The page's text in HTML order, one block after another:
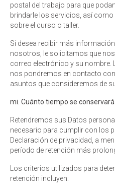
postal del trabajo para que
brindarle los servicios, así
sobre el curso o taller.
Si desea recibir más
nosotros, le solicitamos que
correo electrónico y su nombre.
nos pondremos en contacto
asuntos que consideremos de
mi. Cuánto tiempo se
Retendremos sus Datos
necesario para cumplir con los
Declaración de privacidad, a
período de retención más
Los criterios utilizados para
retención incluyen: